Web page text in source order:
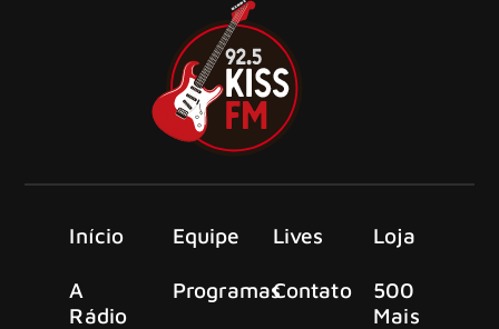
Início
A
Rádio
Equipe
Programas
Lives
Contato
Loja
500
Mais